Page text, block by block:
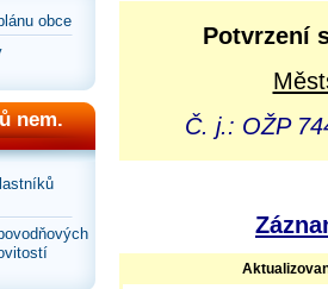
obce
nem.
Potvrzení
Č. j.: OŽP